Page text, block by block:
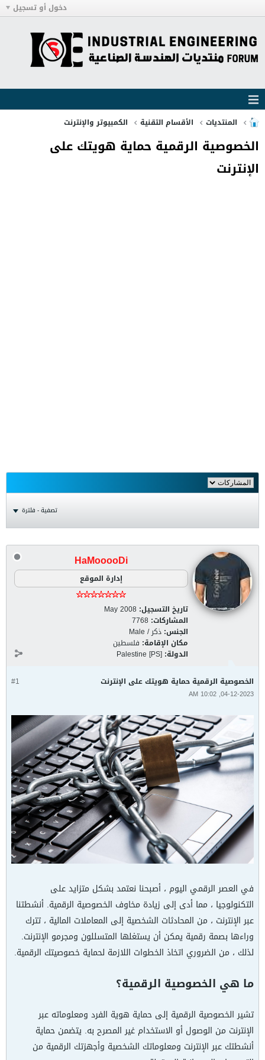
دخول أو تسجيل
المنتديات الأقسام التقنية الكمبيوتر والإنترنت
الخصوصية الرقمية حماية هويتك على
الإنترنت
تصفية - فلترة
HaMooooDi
إدارة الموقع
تاريخ التسجيل: May 2008
المشاركات: 7768
الجنس: ذكر / Male
مكان الإقامة: فلسطين
الدولة: Palestine [PS]
#1 الخصوصية الرقمية حماية هويتك على الإنترنت
04-12-2023, 10:02 AM
في العصر الرقمي اليوم ، أصبحنا نعتمد بشكل متزايد على
التكنولوجيا ، مما أدى إلى زيادة مخاوف الخصوصية الرقمية. أنشطتنا
عبر الإنترنت ، من المحادثات الشخصية إلى المعاملات المالية ، تترك
وراءها بصمة رقمية يمكن أن يستغلها المتسللون ومجرمو الإنترنت.
لذلك ، من الضروري اتخاذ الخطوات اللازمة لحماية خصوصيتك الرقمية.
ما هي الخصوصية الرقمية؟
تشير الخصوصية الرقمية إلى حماية هوية الفرد ومعلوماته عبر
الإنترنت من الوصول أو الاستخدام غير المصرح به. يتضمن حماية
أنشطتك عبر الإنترنت ومعلوماتك الشخصية وأجهزتك الرقمية من